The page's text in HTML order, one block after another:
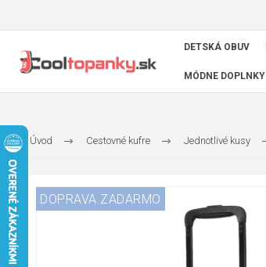
DETSKÁ OBUV
MÓDNE DOPLNKY
Úvod Cestovné kufre Jednotlivé kusy
DOPRAVA ZADARMO